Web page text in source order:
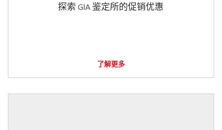
探索 GIA 鉴定所的促销优惠
了解更多